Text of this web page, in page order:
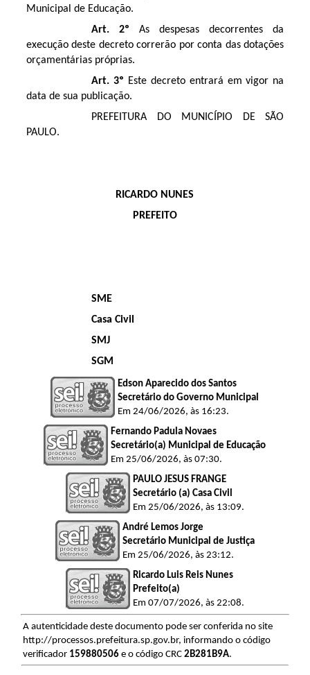
Municipal de Educação.
Art. 2ºAs despesas decorrentes da
execução deste decreto correrão por conta das dotações
orçamentárias próprias.
Art. 3º Este decreto entrará em vigor na
data de sua publicação.
PREFEITURA DO MUNICÍPIO DE SÃO
PAULO.
RICARDO NUNES
PREFEITO
SME
Casa Civil
SMJ
SGM
Edson Aparecido dos Santos
Secretário do Governo Municipal
Em 24/06/2026, às 16:23.
Fernando Padula Novaes
Secretário(a) Municipal de Educação
Em 25/06/2026, às 07:30.
PAULO JESUS FRANGE
Secretário (a) Casa Civil
Em 25/06/2026, às 13:09.
André Lemos Jorge
Secretário Municipal de Justiça
Em 25/06/2026, às 23:12.
Ricardo Luis Reis Nunes
Prefeito(a)
Em 07/07/2026, às 22:08.
A autenticidade deste documento pode ser conferida no site
http://processos.prefeitura.sp.gov.br, informando o código
verificador 159880506e o código CRC 2B281B9A.